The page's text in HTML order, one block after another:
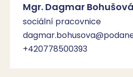
Mgr. Dagmar Bohušová
sociální pracovnice
+420778500393